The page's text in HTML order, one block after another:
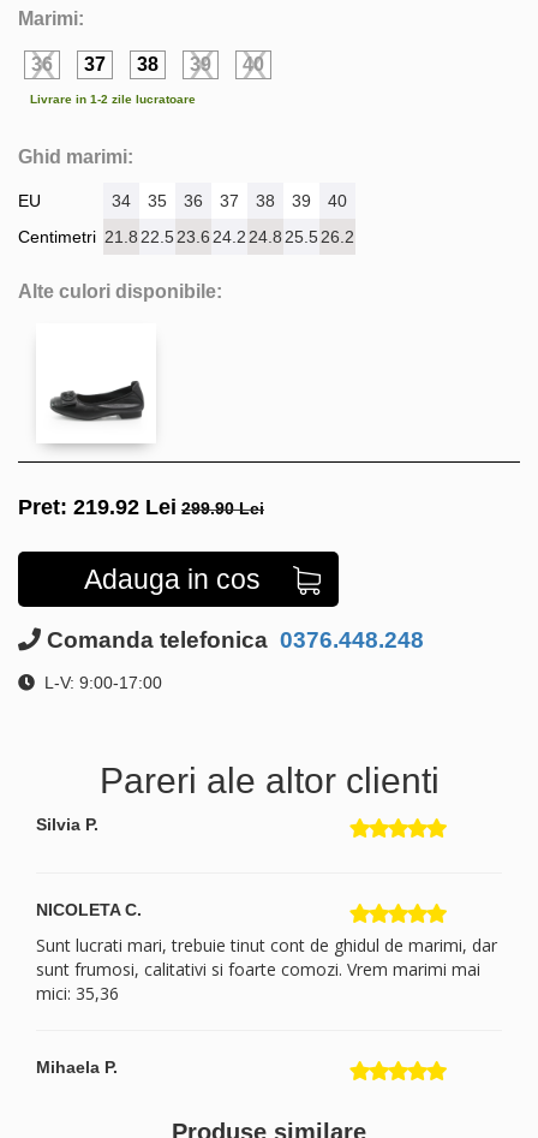
Marimi:
36 37 38 39 40
Livrare in 1-2 zile lucratoare
Ghid marimi:
EU
Centimetri
34 35 36 37 38 39
40
21.8 22.523.6 24.2 24.8 25.526.2
Alte culori disponibile:
Pret: 219.92 Lei 299.90 Lei
Adauga in cos
Comanda telefonica 0376.448.248
L-V: 9:00-17:00
Pareri ale altor clienti
Silvia P.
NICOLETA C.
Sunt lucrati mari, trebuie tinut cont de ghidul de marimi, dar
sunt frumosi, calitativi si foarte comozi. Vrem marimi mai
mici: 35,36
Mihaela P.
Produse similare